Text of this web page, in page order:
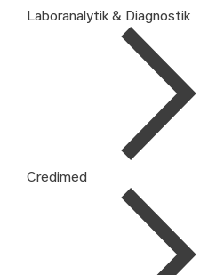
Laboranalytik & Diagnostik
Credimed